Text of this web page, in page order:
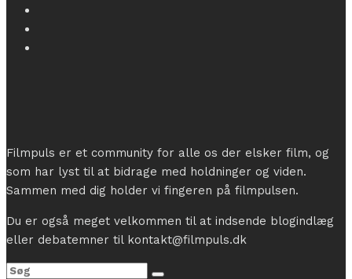
Filmpuls er et community for alle os der elsker film, og
som har lyst til at bidrage med holdninger og viden.
Sammen med dig holder vi fingeren på filmpulsen.
Du er også meget velkommen til at indsende blogindlæg
eller debatemner til kontakt@filmpuls.dk